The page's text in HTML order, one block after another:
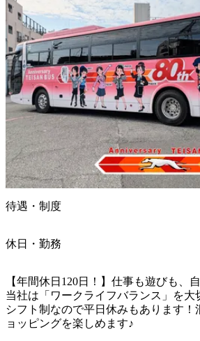
待遇・制度
休日・勤務
【年間休日120日！】仕事も遊びも、
当社は「ワークライフバランス」を大
シフト制なので平日休みもあります！
ョッピングを楽しめます♪